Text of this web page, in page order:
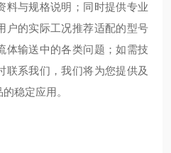
料与规格说明；同时提供专业
户的实际工况推荐适配的型号
体输送中的各类问题；如需技
联系我们，我们将为您提供及
稳定应用。